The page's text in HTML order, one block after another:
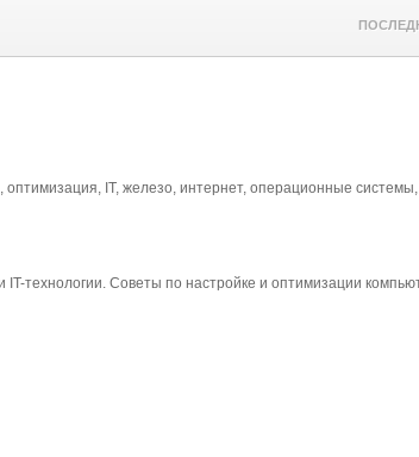
IT, железо, интернет, операционные системы,
технологии. Советы по настройке и оптимизации